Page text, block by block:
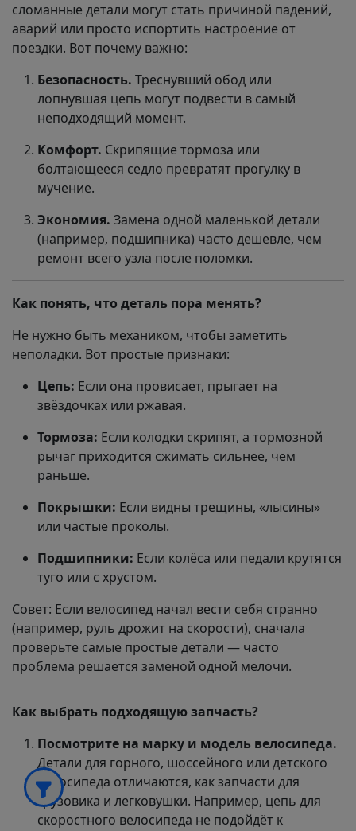
сломанные детали могут стать причиной падений,
аварий или просто испортить настроение от
поездки. Вот почему важно:
Безопасность. Треснувший обод или
лопнувшая цепь могут подвести в самый
неподходящий момент.
Комфорт. Скрипящие тормоза или
болтающееся седло превратят прогулку в
мучение.
Экономия. Замена одной маленькой детали
(например, подшипника) часто дешевле, чем
ремонт всего узла после поломки.
Как понять, что деталь пора менять?
Не нужно быть механиком, чтобы заметить
неполадки. Вот простые признаки:
Цепь: Если она провисает, прыгает на
звёздочках или ржавая.
Тормоза: Если колодки скрипят, а тормозной
рычаг приходится сжимать сильнее, чем
раньше.
Покрышки: Если видны трещины, «лысины»
или частые проколы.
Подшипники: Если колёса или педали крутятся
туго или с хрустом.
Совет: Если велосипед начал вести себя странно
(например, руль дрожит на скорости), сначала
проверьте самые простые детали — часто
проблема решается заменой одной мелочи.
Как выбрать подходящую запчасть?
Посмотрите на марку и модель велосипеда.
Детали для горного, шоссейного или детского
велосипеда отличаются, как запчасти для
грузовика и легковушки. Например, цепь для
скоростного велосипеда не подойдёт к